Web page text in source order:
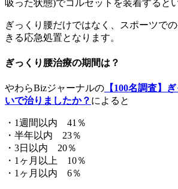
吸った状態)でコルセットを装着すると
ぎっくり腰だけではなく、スポーツで
きる応急処置となります。
ぎっくり腰治療の期間は？
やわらBizジャーナルの 【100名調査】
いで治りましたか？ によると
・1週間以内 41％
・半年以内 23％
・3日以内 20％
・1ヶ月以上 10％
・1ヶ月以内 6％